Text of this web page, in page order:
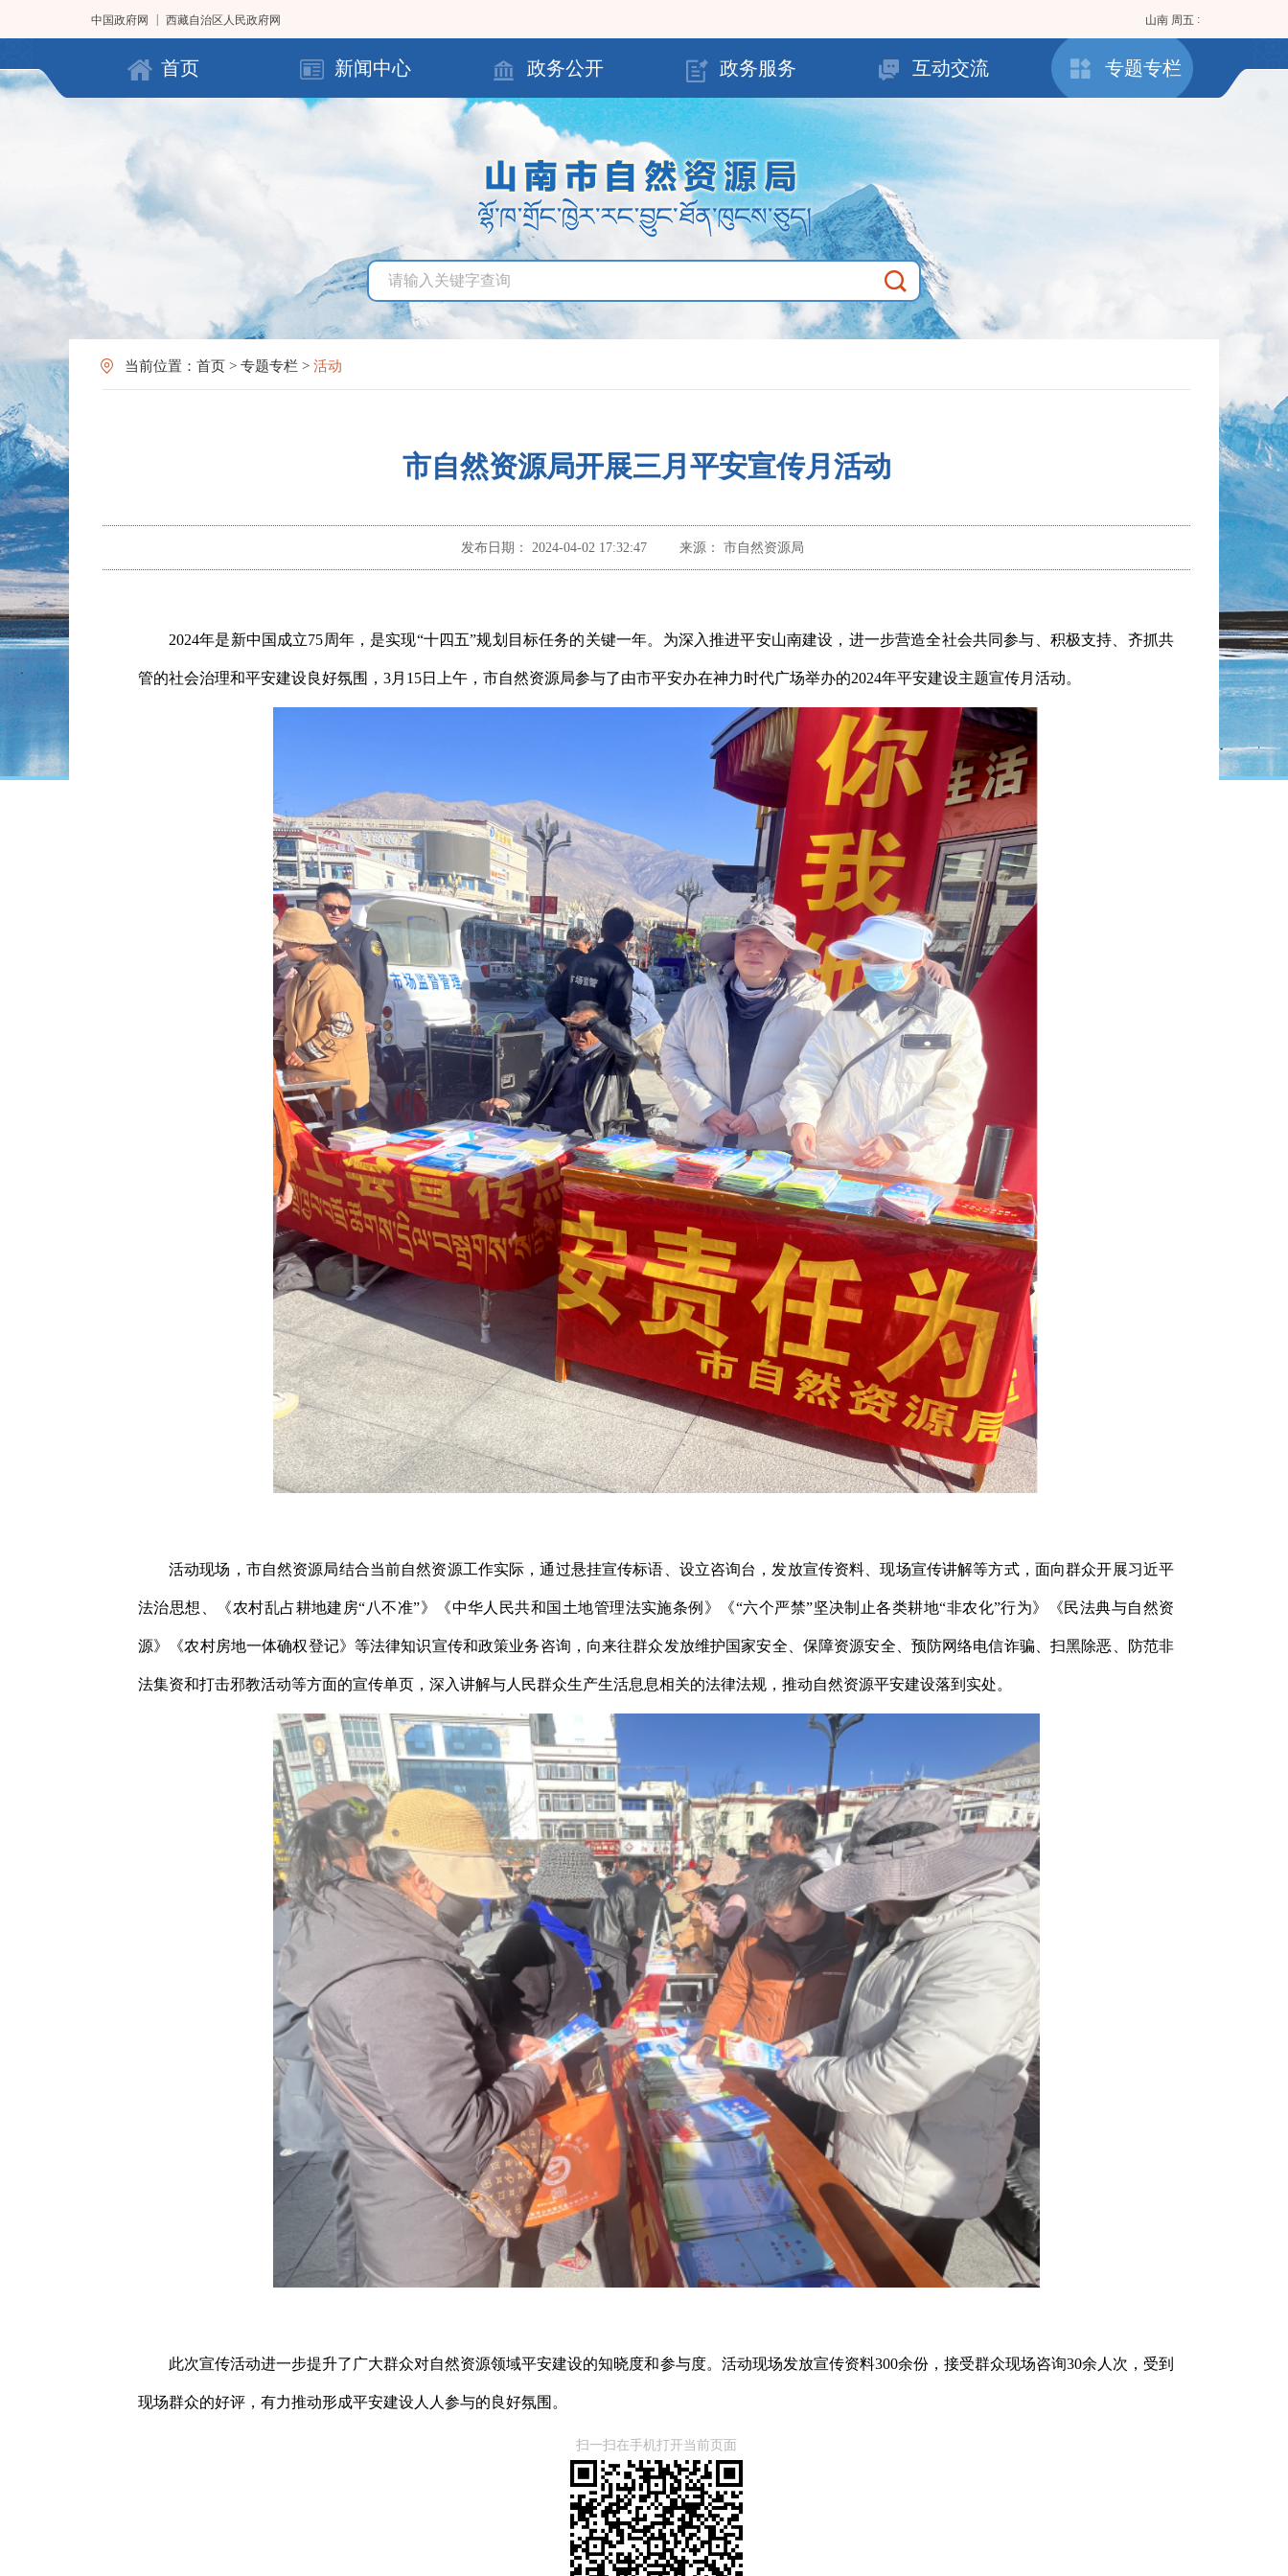
中国政府网 西藏自治区人民政府网 山南 周五 :
首页 新闻中心 政务公开 政务服务 互动交流 专题专栏
当前位置： 首页 > 专题专栏 > 活动
市自然资源局开展三月平安宣传月活动
发布日期： 2024-04-02 17:32:47 来源： 市自然资源局
2024年是新中国成立75周年，是实现“十四五”规划目标任务的关键一年。为深入推进平安山南建设，进一步营造全社会共同参与、积极支持、齐抓共
管的社会治理和平安建设良好氛围，3月15日上午，市自然资源局参与了由市平安办在神力时代广场举办的2024年平安建设主题宣传月活动。
活动现场，市自然资源局结合当前自然资源工作实际，通过悬挂宣传标语、设立咨询台，发放宣传资料、现场宣传讲解等方式，面向群众开展习近平
法治思想、《农村乱占耕地建房“八不准”》《中华人民共和国土地管理法实施条例》《“六个严禁”坚决制止各类耕地“非农化”行为》《民法典与自然资
源》《农村房地一体确权登记》等法律知识宣传和政策业务咨询，向来往群众发放维护国家安全、保障资源安全、预防网络电信诈骗、扫黑除恶、防范非
法集资和打击邪教活动等方面的宣传单页，深入讲解与人民群众生产生活息息相关的法律法规，推动自然资源平安建设落到实处。
此次宣传活动进一步提升了广大群众对自然资源领域平安建设的知晓度和参与度。活动现场发放宣传资料300余份，接受群众现场咨询30余人次，受到
现场群众的好评，有力推动形成平安建设人人参与的良好氛围。
扫一扫在手机打开当前页面